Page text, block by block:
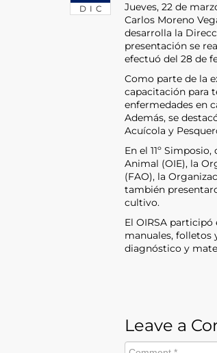
DIC
Jueves, 22 de
Carlos Moreno
desarrolla la
presentación se
efectuó del 28 de
Como parte de la
capacitación para
enfermedades en
Además, se
Acuícola y
En el 11º
Animal (OIE), la
(FAO), la
también
cultivo.
El OIRSA
manuales, folletos
diagnóstico y
Leave a